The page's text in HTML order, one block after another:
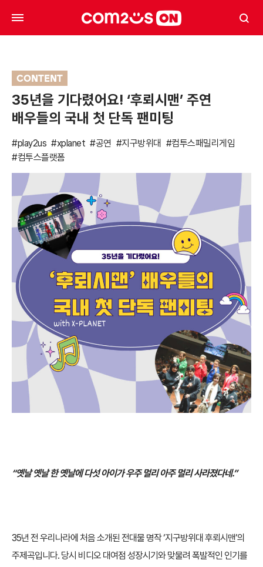
CONTENT
35년을 기다렸어요! ‘후뢰시맨’ 주연
배우들의 국내 첫 단독 팬미팅
#play2us #xplanet #공연 #지구방위대 #컴투스패밀리게임
#컴투스플랫폼
“옛날 옛날 한 옛날에 다섯 아이가 우주 멀리 아주 멀리 사라졌다네.”
35년 전 우리나라에 처음 소개된 전대물 명작 ‘지구방위대 후뢰시맨’의
주제곡입니다. 당시 비디오 대여점 성장시기와 맞물려 폭발적인 인기를